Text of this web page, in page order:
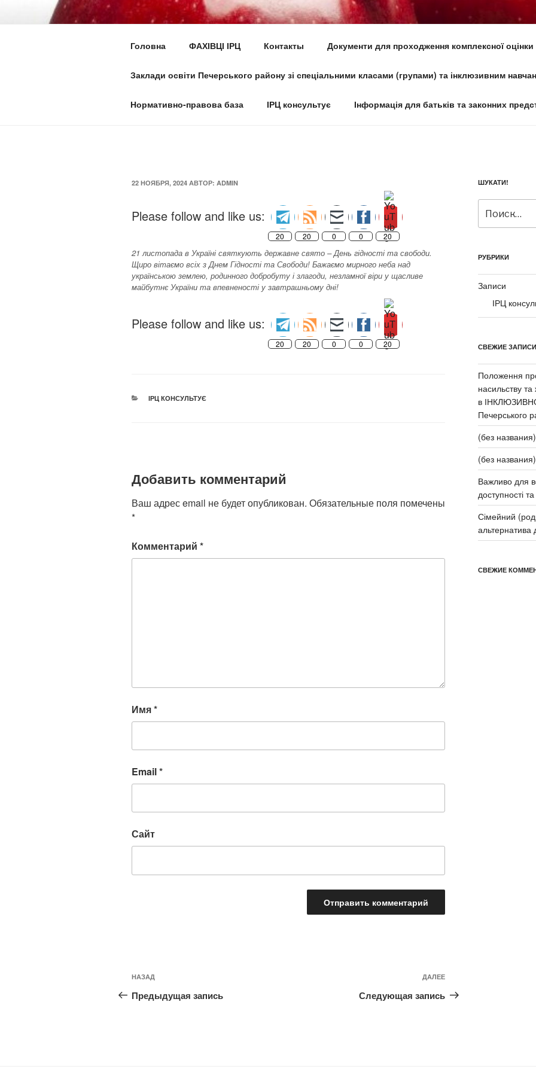
ІНКЛЮЗИВНО-РЕСУРСНИЙ ЦЕНТР №
ПЕЧЕРСЬКОГО РАЙОНУ М.КИЄВА
Головна ФАХІВЦІ ІРЦ Контакты Документи для проходження комплексної
Заклади освіти Печерського району зі спеціальними класами (групами) та інклюзивним
Нормативно-правова база ІРЦ консультує Інформація для батьків та законних
ОПУБЛИКОВАНО
22 НОЯБРЯ, 2024 АВТОР: ADMIN
Please follow and like us:
20 20 0 0 20
21 листопада в Україні святкують державне свято – День гідності та свободи.
Щиро вітаємо всіх з Днем Гідності та Свободи! Бажаємо мирного неба над
українською землею, родинного добробуту і злагоди, незламної віри у щасливе
майбутнє України та впевненості у завтрашньому дні!
Please follow and like us:
20 20 0 0 20
РУБРИКИ
ІРЦ КОНСУЛЬТУЄ
Добавить комментарий
Ваш адрес email не будет опубликован. Обязательные поля помечены
*
Комментарий *
Имя*
Email*
Сайт
Навигация
по
записям
Предыдущая
запись:
НАЗАД
Предыдущая запись
Следующая
запись
ДАЛЕЕ
Следующая запись
ШУКАТИ!
РУБРИКИ
Записи
ІРЦ
СВЕЖИЕ ЗАПИСИ
Положення
насильству
в
Печерського
(без названия)
(без названия)
Важливо для
доступності та
Сімейний
альтернатива
СВЕЖИЕ